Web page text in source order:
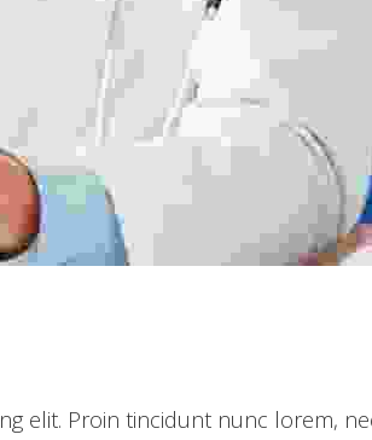
elit. Proin tincidunt nunc lorem,